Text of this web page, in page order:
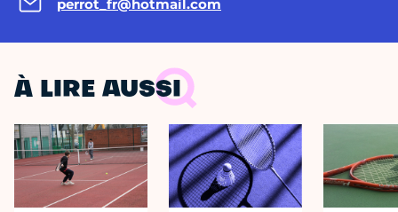
perrot_fr@hotmail.com
À LIRE AUSSI